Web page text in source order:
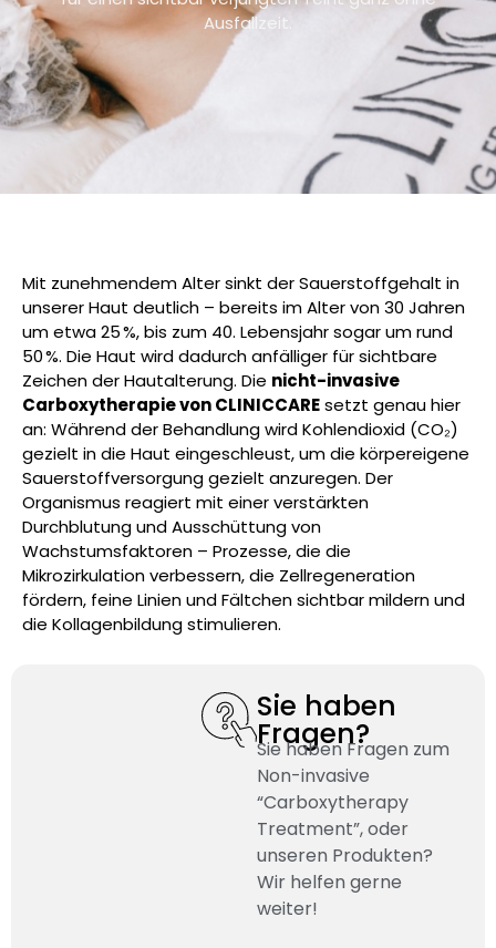
Ausfallzeit.
Mit zunehmendem Alter sinkt der Sauerstoffgehalt in
unserer Haut deutlich – bereits im Alter von 30 Jahren
um etwa 25 %, bis zum 40. Lebensjahr sogar um rund
50 %. Die Haut wird dadurch anfälliger für sichtbare
Zeichen der Hautalterung. Die nicht-invasive
Carboxytherapie von CLINICCAREsetzt genau hier
an: Während der Behandlung wird Kohlendioxid (CO₂)
gezielt in die Haut eingeschleust, um die körpereigene
Sauerstoffversorgung gezielt anzuregen. Der
Organismus reagiert mit einer verstärkten
Durchblutung und Ausschüttung von
Wachstumsfaktoren – Prozesse, die die
Mikrozirkulation verbessern, die Zellregeneration
fördern, feine Linien und Fältchen sichtbar mildern und
die Kollagenbildung stimulieren.
Sie haben
Fragen?
Sie haben Fragen zum
Non-invasive
“Carboxytherapy
Treatment”, oder
unseren Produkten?
Wir helfen gerne
weiter!